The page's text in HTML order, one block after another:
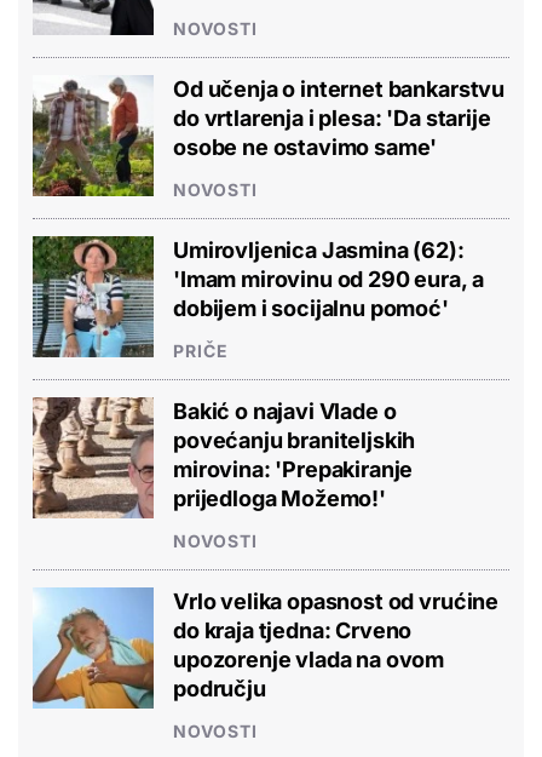
NOVOSTI
Od učenja o internet bankarstvu
do vrtlarenja i plesa: 'Da starije
osobe ne ostavimo same'
NOVOSTI
Umirovljenica Jasmina (62):
'Imam mirovinu od 290 eura, a
dobijem i socijalnu pomoć'
PRIČE
Bakić o najavi Vlade o
povećanju braniteljskih
mirovina: 'Prepakiranje
prijedloga Možemo!'
NOVOSTI
Vrlo velika opasnost od vrućine
do kraja tjedna: Crveno
upozorenje vlada na ovom
području
NOVOSTI